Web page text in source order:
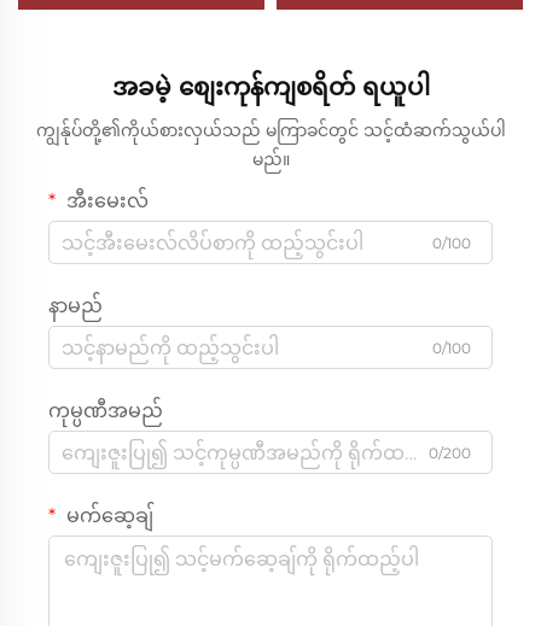
အခမဲ့ စျေးကုန်ကျစရိတ် ရယူပါ
ကျွန်ုပ်တို့၏ကိုယ်စားလှယ်သည် မကြာခင်တွင် သင့်ထံဆက်သွယ်ပါ
မည်။
အီးမေးလ်
0/100
နာမည်
0/100
ကုမ္ပဏီအမည်
0/200
မက်ဆေ့ချ်